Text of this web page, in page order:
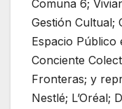
Comuna 6;
Gestión Cultual;
Espacio Público
Conciente
Fronteras; y
Nestlé; L’Oréal;